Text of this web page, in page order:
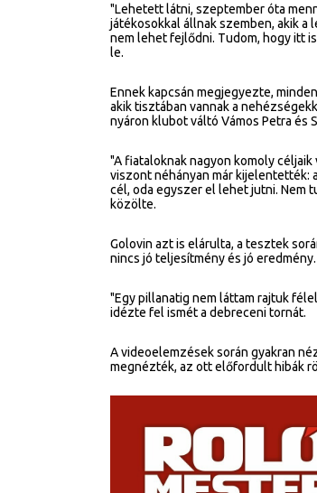
"Lehetett látni, szeptember óta
játékosokkal állnak szemben, akik a
nem lehet fejlődni. Tudom, hogy itt
le.
Ennek kapcsán megjegyezte,
akik tisztában vannak a
nyáron klubot váltó Vámos Petra és
"A fiataloknak nagyon komoly céljaik
viszont néhányan már kijelentették:
cél, oda egyszer el lehet jutni. Nem
közölte.
Golovin azt is elárulta, a tesztek
nincs jó teljesítmény és jó eredmény.
"Egy pillanatig nem láttam rajtuk
idézte fel ismét a debreceni tornát.
A videoelemzések során gyakran
megnézték, az ott előfordult hibák